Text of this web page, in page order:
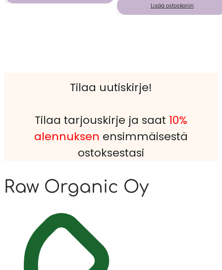
Lisää ostoskoriin
Tilaa uutiskirje!
Tilaa tarjouskirje ja saat 10%
alennuksen ensimmäisestä
ostoksestasi
Raw Organic Oy